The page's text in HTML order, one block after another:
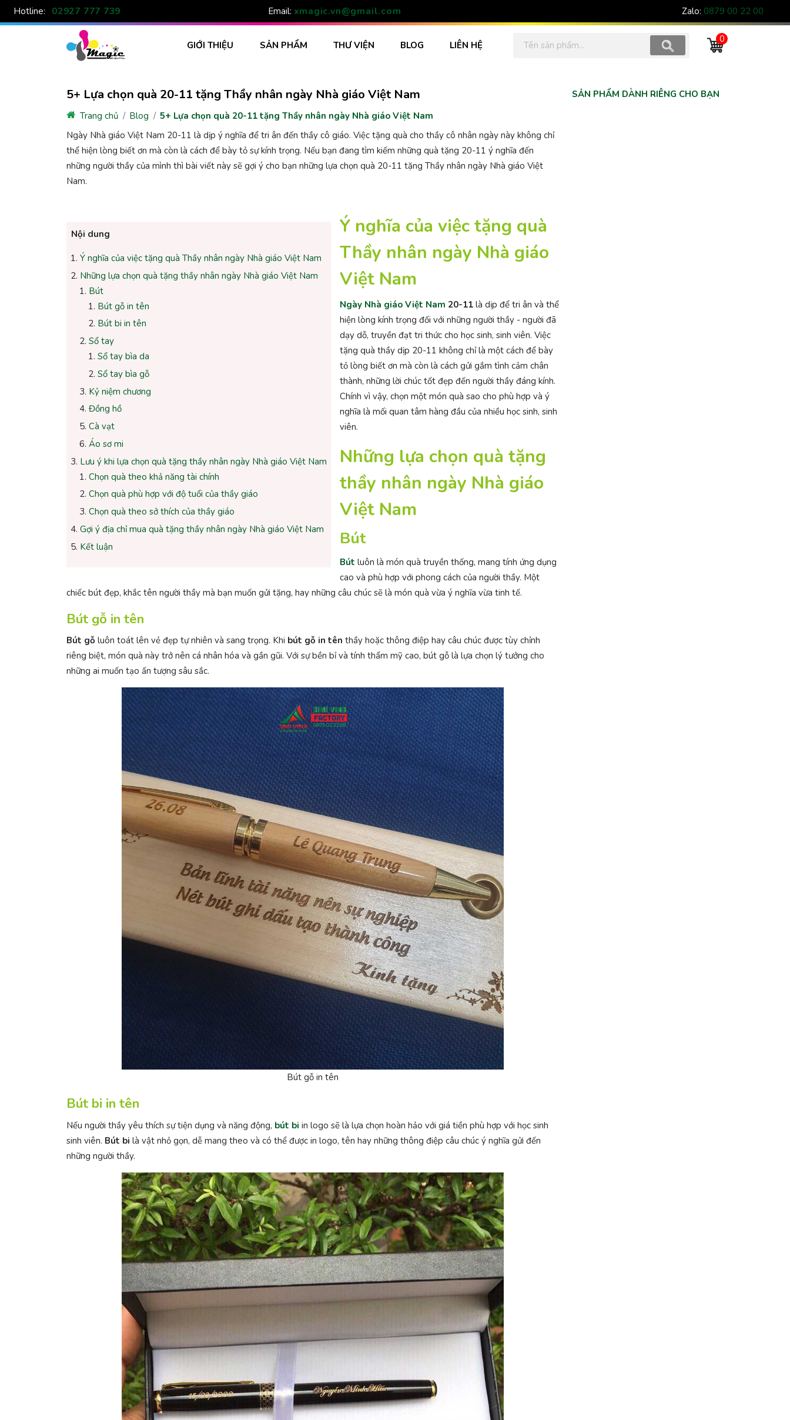
5+ Lựa chọn quà 20-11 tặng Thầy nhân ngày Nhà giáo Việt Nam
Trang chủ Blog
5+ Lựa chọn quà 20-11 tặng Thầy nhân ngày Nhà giáo Việt Nam
Ngày Nhà giáo Việt Nam 20-11 là dịp ý nghĩa để tri ân đến thầy cô giáo. Việc tặng quà cho thầy cô nhân ngày này không chỉ
thể hiện lòng biết ơn mà còn là cách để bày tỏ sự kính trọng. Nếu bạn đang tìm kiếm những quà tặng 20-11 ý nghĩa đến
những người thầy của mình thì bài viết này sẽ gợi ý cho bạn những lựa chọn quà 20-11 tặng Thầy nhân ngày Nhà giáo Việt
Nam.
Nội dung
Ý nghĩa của việc tặng quà Thầy nhân ngày Nhà giáo Việt Nam
Những lựa chọn quà tặng thầy nhân ngày Nhà giáo Việt Nam
Bút
Bút gỗ in tên
Bút bi in tên
Sổ tay
Sổ tay bìa da
Sổ tay bìa gỗ
Kỷ niệm chương
Đồng hồ
Cà vạt
Áo sơ mi
Lưu ý khi lựa chọn quà tặng thầy nhân ngày Nhà giáo Việt Nam
Chọn quà theo khả năng tài chính
Chọn quà phù hợp với độ tuổi của thầy giáo
Chọn quà theo sở thích của thầy giáo
Gợi ý địa chỉ mua quà tặng thầy nhân ngày Nhà giáo Việt Nam
Kết luận
Ý nghĩa của việc tặng quà
Thầy nhân ngày Nhà giáo
Việt Nam
Ngày Nhà giáo Việt Nam 20-11 là dịp để tri ân và thể
hiện lòng kính trọng đối với những người thầy - người đã
dạy dỗ, truyền đạt tri thức cho học sinh, sinh viên. Việc
tặng quà thầy dịp 20-11 không chỉ là một cách để bày
tỏ lòng biết ơn mà còn là cách gửi gắm tình cảm chân
thành, những lời chúc tốt đẹp đến người thầy đáng kính.
Chính vì vậy, chọn một món quà sao cho phù hợp và ý
nghĩa là mối quan tâm hàng đầu của nhiều học sinh, sinh
viên.
Những lựa chọn quà tặng
thầy nhân ngày Nhà giáo
Việt Nam
Bút
Bút luôn là món quà truyền thống, mang tính ứng dụng
cao và phù hợp với phong cách của người thầy. Một
chiếc bút đẹp, khắc tên người thầy mà bạn muốn gửi tặng, hay những câu chúc sẽ là món quà vừa ý nghĩa vừa tinh tế.
Bút gỗ in tên
Bút gỗluôn toát lên vẻ đẹp tự nhiên và sang trọng. Khi bút gỗ in tên thầy hoặc thông điệp hay câu chúc được tùy chỉnh
riêng biệt, món quà này trở nên cá nhân hóa và gần gũi. Với sự bền bỉ và tính thẩm mỹ cao, bút gỗ là lựa chọn lý tưởng cho
những ai muốn tạo ấn tượng sâu sắc.
Bút gỗ in tên
Bút bi in tên
Nếu người thầy yêu thích sự tiện dụng và năng động, bút bi in logo sẽ là lựa chọn hoàn hảo với giá tiền phù hợp với học sinh
sinh viên. Bút bi là vật nhỏ gọn, dễ mang theo và có thể được in logo, tên hay những thông điệp câu chúc ý nghĩa gửi đến
những người thầy.
SẢN PHẨM DÀNH RIÊNG CHO BẠN
Hotline: 02927 777 739 Email: xmagic.vn@gmail.com Zalo: 0879 00 22 00
GIỚI THIỆU SẢN PHẨM THƯ VIỆN BLOG LIÊN HỆ
0